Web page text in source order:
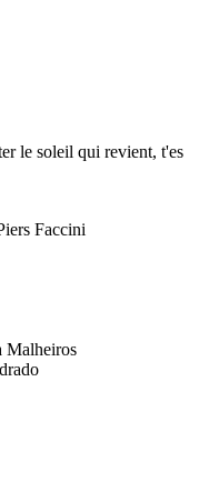
le soleil qui revient, t'es
Faccini
Malheiros